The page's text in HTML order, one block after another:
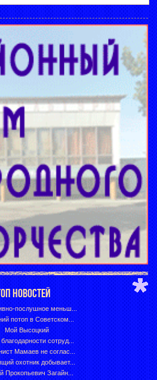
НОВОСТЕЙ
послушное меньш...
потоп в Советском...
Мой Высоцкий
сотруд...
Мамаев не соглас...
охотник добывает...
Прокопьевич Загайн...